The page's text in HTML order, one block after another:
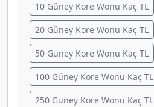
10 Güney Kore Wonu Kaç TL
20 Güney Kore Wonu Kaç TL
50 Güney Kore Wonu Kaç TL
100 Güney Kore Wonu Kaç TL
250 Güney Kore Wonu Kaç TL